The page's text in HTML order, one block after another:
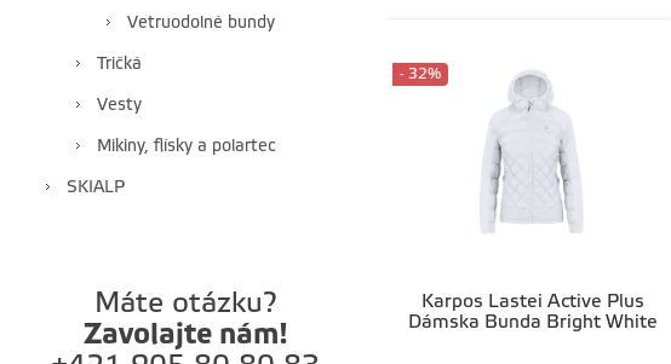
Vetruodolné bundy
Tričká
Vesty
Mikiny, flísky a polartec
SKIALP
Máte otázku?
Zavolajte nám!
Karpos Lastei Active Plus
Dámska Bunda Bright White
- 32%